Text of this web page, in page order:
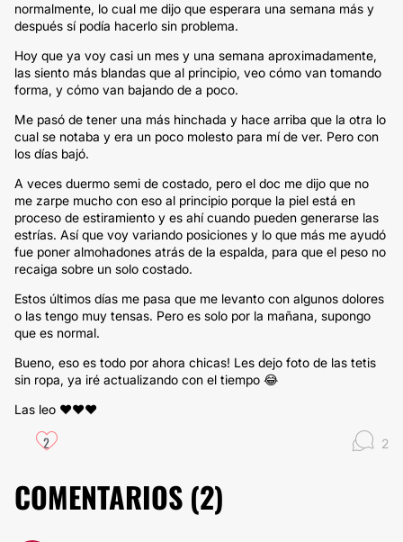
normalmente, lo cual me dijo que esperara una semana más y
después sí podía hacerlo sin problema.
Hoy que ya voy casi un mes y una semana aproximadamente,
las siento más blandas que al principio, veo cómo van tomando
forma, y cómo van bajando de a poco.
Me pasó de tener una más hinchada y hace arriba que la otra lo
cual se notaba y era un poco molesto para mí de ver. Pero con
los días bajó.
A veces duermo semi de costado, pero el doc me dijo que no
me zarpe mucho con eso al principio porque la piel está en
proceso de estiramiento y es ahí cuando pueden generarse las
estrías. Así que voy variando posiciones y lo que más me ayudó
fue poner almohadones atrás de la espalda, para que el peso no
recaiga sobre un solo costado.
Estos últimos días me pasa que me levanto con algunos dolores
o las tengo muy tensas. Pero es solo por la mañana, supongo
que es normal.
Bueno, eso es todo por ahora chicas! Les dejo foto de las tetis
sin ropa, ya iré actualizando con el tiempo 😂
Las leo ❤️❤️❤️
2 2
COMENTARIOS (2)